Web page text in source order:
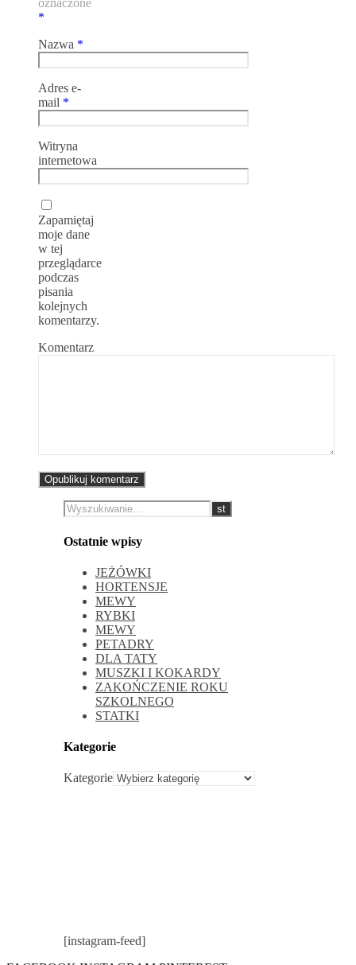
oznaczone
*
Nazwa *
Adres e-
mail *
Witryna
internetowa
Zapamiętaj
moje dane
w tej
przeglądarce
podczas
pisania
kolejnych
komentarzy.
Komentarz
Ostatnie wpisy
JEŻÓWKI
HORTENSJE
MEWY
RYBKI
MEWY
PETADRY
DLA TATY
MUSZKI I KOKARDY
ZAKOŃCZENIE ROKU
SZKOLNEGO
STATKI
Kategorie
Kategorie
[instagram-feed]